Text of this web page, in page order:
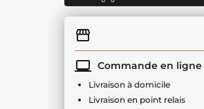
Commande en ligne
Livraison à domicile
Livraison en point relais